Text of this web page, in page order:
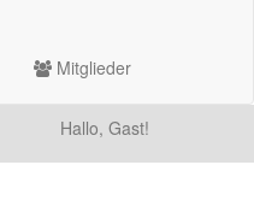
Mitglieder
Hallo, Gast!